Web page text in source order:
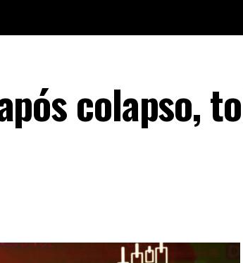
colapso,